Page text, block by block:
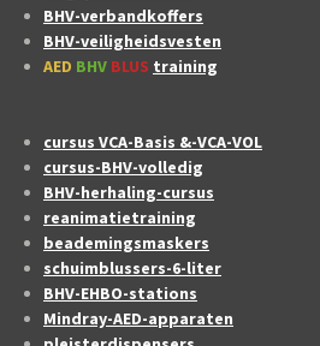
BHV-verbandkoffers
BHV-veiligheidsvesten
AED BHV BLUS training
cursus VCA-Basis &-VCA-VOL
cursus-BHV-volledig
BHV-herhaling-cursus
reanimatietraining
beademingsmaskers
schuimblussers-6-liter
BHV-EHBO-stations
Mindray-AED-apparaten